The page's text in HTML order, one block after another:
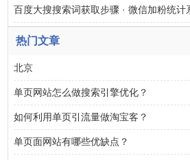
百度大搜搜索词获取步骤 · 微信加粉统计
热门文章
北京
单页网站怎么做搜索引擎优化？
如何利用单页引流量做淘宝客？
单页面网站有哪些优缺点？